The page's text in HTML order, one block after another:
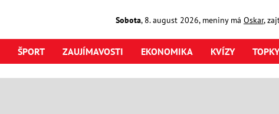
Sobota, 8. august2026, meniny má Oskar,
ŠPORT ZAUJÍMAVOSTI EKONOMIKA KVÍZY